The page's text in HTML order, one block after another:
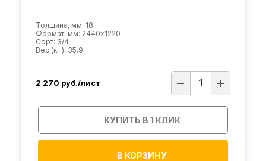
Толщина, мм: 18
Формат, мм: 2440х1220
Сорт: 3/4
Вес (кг.): 35.9
2 270 руб./лист
КУПИТЬ В 1 КЛИК
В КОРЗИНУ